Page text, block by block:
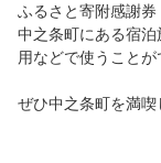
ふるさと寄附感謝券
中之条町にある宿
用などで使うことが
ぜひ中之条町を満喫